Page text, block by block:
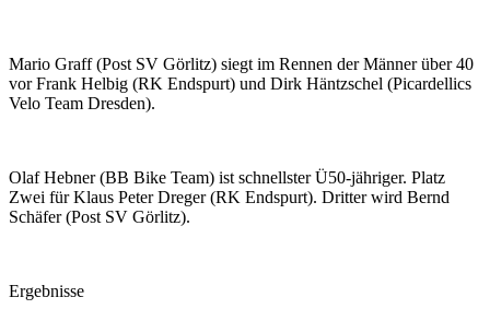
Mario Graff (Post SV Görlitz) siegt im Rennen der Männer über 40
vor Frank Helbig (RK Endspurt) und Dirk Häntzschel (Picardellics
Velo Team Dresden).
Olaf Hebner (BB Bike Team) ist schnellster Ü50-jähriger. Platz
Zwei für Klaus Peter Dreger (RK Endspurt). Dritter wird Bernd
Schäfer (Post SV Görlitz).
Ergebnisse